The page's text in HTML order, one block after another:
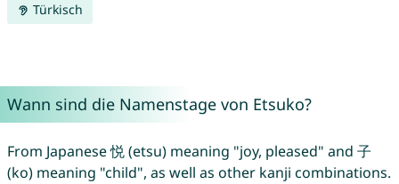
Türkisch
Wann sind die Namenstage von Etsuko?
From Japanese 悦 (etsu) meaning "joy, pleased" and 子
(ko) meaning "child", as well as other kanji combinations.